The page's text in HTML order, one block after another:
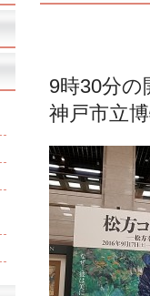
9時30分
神戸市立